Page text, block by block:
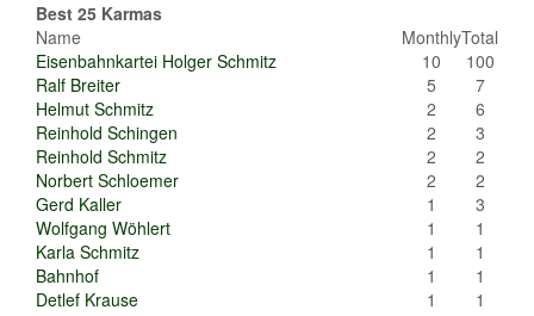
Best 25 Karmas
Name
MonthlyTotal
Eisenbahnkartei Holger Schmitz
10
100
Ralf Breiter
5
7
Helmut Schmitz
2
6
Reinhold Schingen
2
3
Reinhold Schmitz
2
2
Norbert Schloemer
2
2
Gerd Kaller
1
3
Wolfgang Wöhlert
1
1
Karla Schmitz
1
1
Bahnhof
1
1
Detlef Krause
1
1